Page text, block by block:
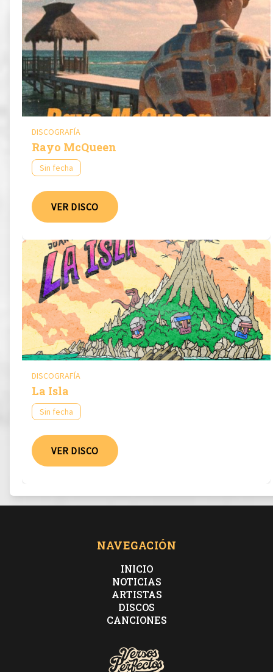
DISCOGRAFÍA
Rayo McQueen
Sin fecha
VER DISCO
DISCOGRAFÍA
La Isla
Sin fecha
VER DISCO
NAVEGACIÓN
INICIO
NOTICIAS
ARTISTAS
DISCOS
CANCIONES